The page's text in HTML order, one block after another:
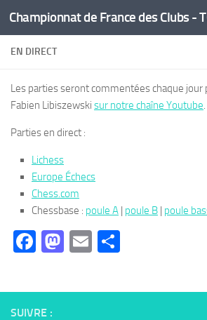
Skip to content
EN DIRECT
Les parties seront commentées chaque jour
Fabien Libiszewski sur notre chaîne Youtube.
Parties en direct :
Lichess
Europe Échecs
Chess.com
Chessbase : poule A | poule B | poule
Facebook
Mastodon
Email
SUIVRE :